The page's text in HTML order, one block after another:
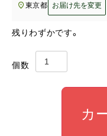
東京都
お届け先を変更
残りわずかです。
カ